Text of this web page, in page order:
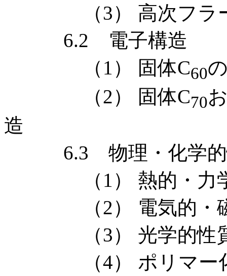
（3） 高次フラ
6.2 電子構造
（1） 固体C60
（2） 固体C70
造
6.3 物理・化学的
（1） 熱的・力学
（2） 電気的・磁
（3） 光学的性
（4） ポリマー